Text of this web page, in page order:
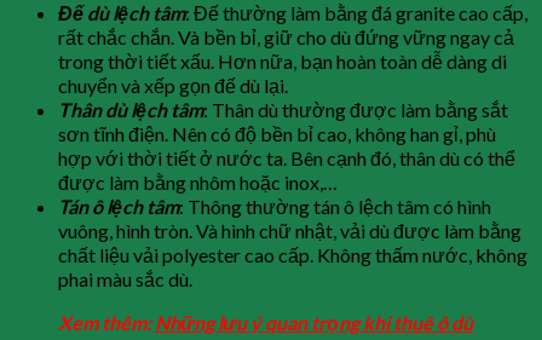
Đế dù lệch tâm: Đế thường làm bằng đá granite cao cấp,
rất chắc chắn. Và bền bỉ, giữ cho dù đứng vững ngay cả
trong thời tiết xấu. Hơn nữa, bạn hoàn toàn dễ dàng di
chuyển và xếp gọn đế dù lại.
Thân dù lệch tâm: Thân dù thường được làm bằng sắt
sơn tĩnh điện. Nên có độ bền bỉ cao, không han gỉ, phù
hợp với thời tiết ở nước ta. Bên cạnh đó, thân dù có thể
được làm bằng nhôm hoặc inox,…
Tán ô lệch tâm: Thông thường tán ô lệch tâm có hình
vuông, hình tròn. Và hình chữ nhật, vải dù được làm bằng
chất liệu vải polyester cao cấp. Không thấm nước, không
phai màu sắc dù.
Xem thêm:Những lưu ý quan trọng khi thuê ô dù